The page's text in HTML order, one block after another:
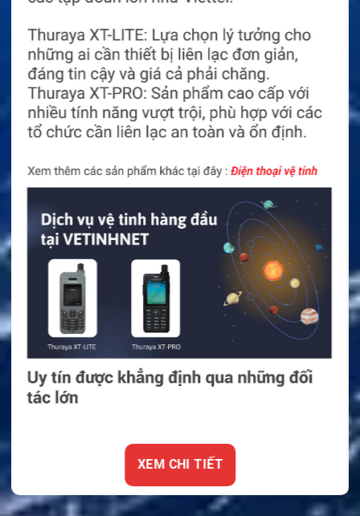
sẽ hao nhanh hơn. Nếu chủ yếu ở chế độ chờ, thời gian
hoạt động sẽ dài hơn. Điều kiện môi trường cũng ảnh
hưởng đến hiệu suất pin. Với ca làm việc kéo dài,
doanh nghiệp nên chuẩn bị thêm pin dự phòng. Điều
này giúp hạn chế gián đoạn liên lạc.
NNTN8386/NNTN8386A
Pin Bigtree NNTN8386/NNTN8386A được thiết kế cho
nhu cầu sử dụng thực tế trên bộ đàm Motorola. Sản
phẩm có đặc điểm chống cháy nổ theo thông tin công
bố. Đây là yếu tố quan trọng với các môi trường làm
việc có yêu cầu an toàn cao. Thiết kế này giúp người
dùng yên tâm hơn khi vận hành thiết bị liên lạc.
Sản phẩm có chứng nhận CE và thời gian bảo hành
được ghi là 12 tháng. Pin cũng thuộc nhóm có thể tái
chế theo thông tin sản phẩm. Người dùng vẫn cần bảo
quản pin đúng cách. Không nên để pin ở nơi có nhiệt
vận hành an toàn hơn.
Vì sao nên chọn Pin sạc Li-ion chống cháy
nổ 2300mAh Model
XEM CHI TIẾT